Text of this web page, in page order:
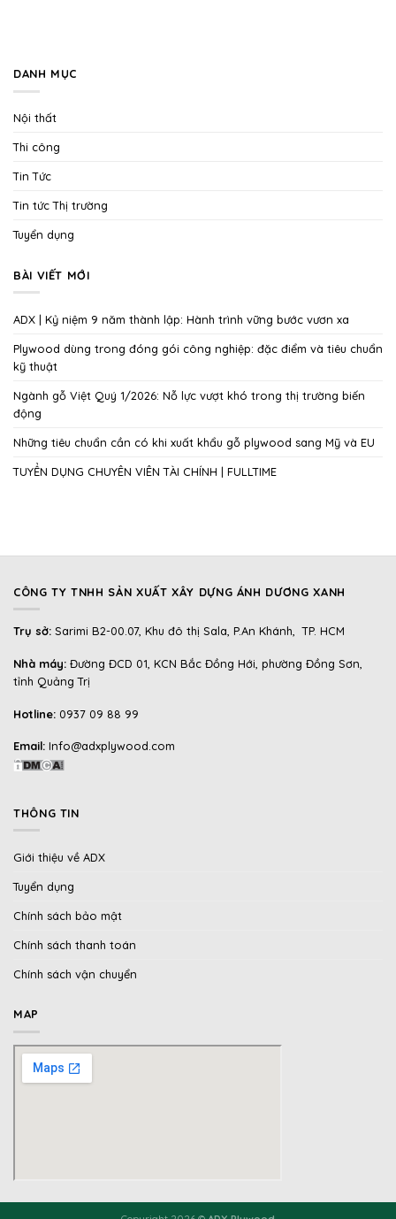
DANH MỤC
Nội thất
Thi công
Tin Tức
Tin tức Thị trường
Tuyển dụng
BÀI VIẾT MỚI
ADX | Kỷ niệm 9 năm thành lập: Hành trình vững bước vươn xa
Plywood dùng trong đóng gói công nghiệp: đặc điểm và tiêu chuẩn
kỹ thuật
Ngành gỗ Việt Quý 1/2026: Nỗ lực vượt khó trong thị trường biến
động
Những tiêu chuẩn cần có khi xuất khẩu gỗ plywood sang Mỹ và EU
TUYỂN DỤNG CHUYÊN VIÊN TÀI CHÍNH | FULLTIME
CÔNG TY TNHH SẢN XUẤT XÂY DỰNG ÁNH DƯƠNG XANH
Trụ sở: Sarimi B2-00.07, Khu đô thị Sala, P.An Khánh, TP. HCM
Nhà máy: Đường ĐCD 01, KCN Bắc Đồng Hới, phường Đồng Sơn,
tỉnh Quảng Trị
Hotline: 0937 09 88 99
Email: Info@adxplywood.com
THÔNG TIN
Giới thiệu về ADX
Tuyển dụng
Chính sách bảo mật
Chính sách thanh toán
Chính sách vận chuyển
MAP